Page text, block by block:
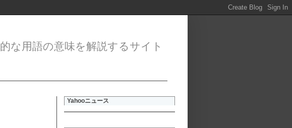
な用語の意味を解説するサイト
Yahooニュース